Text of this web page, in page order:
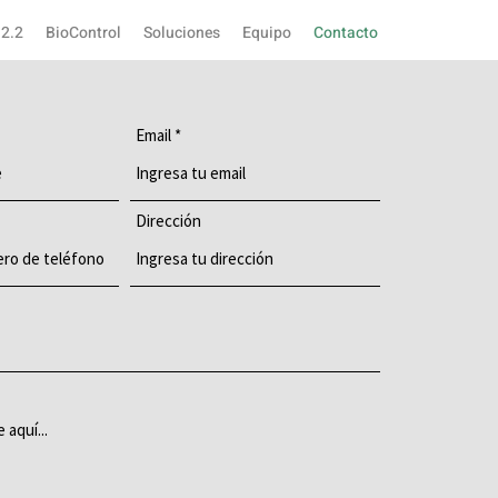
BioControl Soluciones Equipo Contacto
Email
Dirección